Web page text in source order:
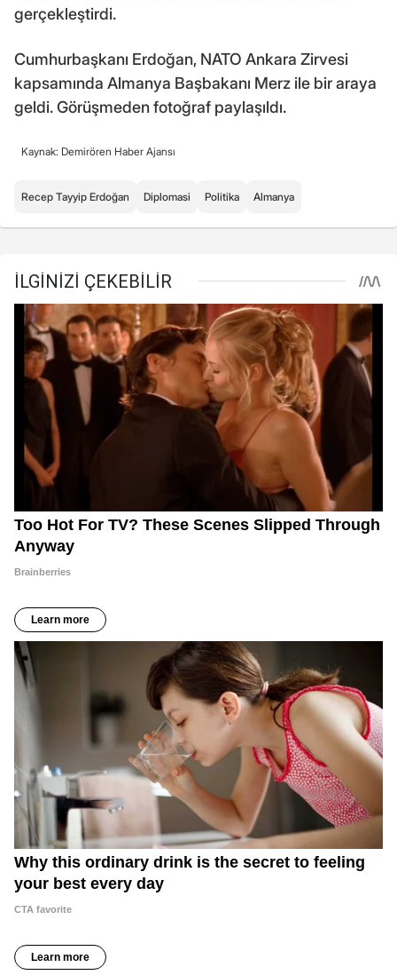
gerçekleştirdi.
Cumhurbaşkanı Erdoğan, NATO Ankara Zirvesi
kapsamında Almanya Başbakanı Merz ile bir araya
geldi. Görüşmeden fotoğraf paylaşıldı.
Kaynak: Demirören Haber Ajansı
Recep Tayyip Erdoğan Diplomasi Politika Almanya